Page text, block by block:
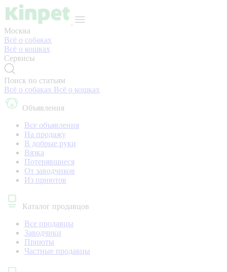
Москва
Всё о собаках
Всё о кошках
Сервисы
Поиск по статьям
Всё о собаках Всё о кошках
Объявления
Все объявления
На продажу
В добрые руки
Вязка
Потерявшиеся
От заводчиков
Из приютов
Каталог продавцов
Все продавцы
Заводчики
Приюты
Частные продавцы